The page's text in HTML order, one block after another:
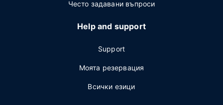
Често задавани въпроси
Help and support
Support
Моята резервация
Всички езици